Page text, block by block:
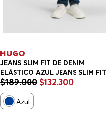
JEANS SLIM FIT DE DENIM
ELÁSTICO AZUL JEANS SLIM FIT
HOMBRE
$189.000 $132.300
Azul